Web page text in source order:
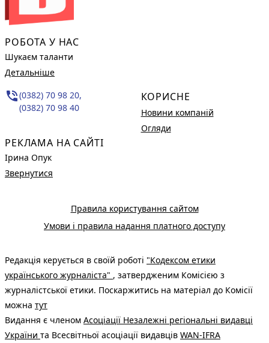
РОБОТА У НАС
Шукаєм таланти
Детальніше
phone_in_talk(0382) 70 98 20,
(0382) 70 98 40
РЕКЛАМА НА САЙТІ
Ірина Опук
Звернутися
КОРИСНЕ
Новини компаній
Огляди
Правила користування сайтом
Умови і правила надання платного доступу
Редакція керується в своїй роботі "Кодексом етики
українського журналіста" , затвердженим Комісією з
журналістської етики. Поскаржитись на матеріал до Комісії
можна тут
Видання є членом Асоціації Незалежні регіональні видавці
України та Всесвітньої асоціації видавців WAN-IFRA